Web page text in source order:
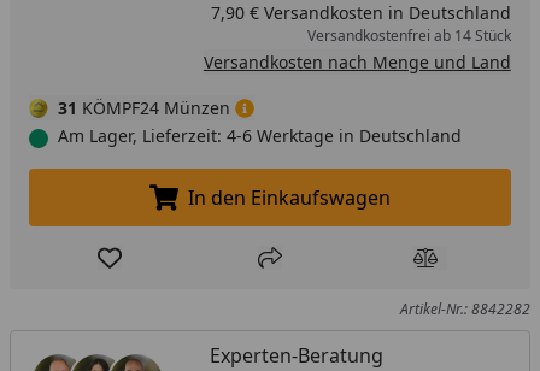
7,90 € Versandkosten in Deutschland
Versandkostenfrei ab 14 Stück
Versandkosten nach Menge und Land
31 KÖMPF24 Münzen
Am Lager, Lieferzeit: 4-6 Werktage in Deutschland
In den Einkaufswagen legen
In den Einkaufswagen
Produkt zur Wunschliste hinzufügen
Teilen Produkt
Artikel-Nr.: 8842282
Experten-Beratung